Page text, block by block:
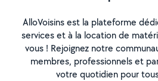
AlloVoisins est la plateforme
services et à la location de
vous ! Rejoignez notre
membres, professionnels et
votre quotidien pour